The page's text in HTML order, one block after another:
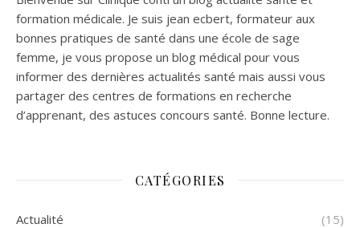
formation médicale. Je suis jean ecbert, formateur aux
bonnes pratiques de santé dans une école de sage
femme, je vous propose un blog médical pour vous
informer des dernières actualités santé mais aussi vous
partager des centres de formations en recherche
d’apprenant, des astuces concours santé. Bonne lecture.
CATÉGORIES
Actualité (15)